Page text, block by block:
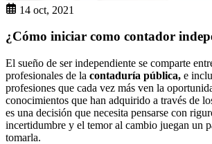
14 oct, 2021
¿Cómo iniciar como contador
El sueño de ser independiente se comparte
profesionales de la contaduría pública, e
profesiones que cada vez más ven la
conocimientos que han adquirido a través de
es una decisión que necesita pensarse con
incertidumbre y el temor al cambio juegan un
tomarla.